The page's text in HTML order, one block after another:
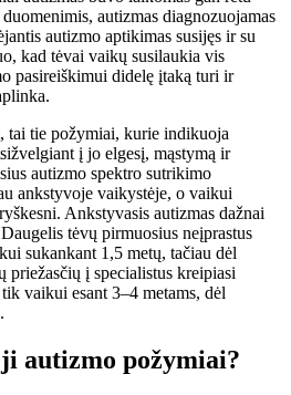
autizmas diagnozuojamas
autizmo aptikimas susijęs ir su
kad tėvai vaikų susilaukia vis
pasireiškimui didelę įtaką turi ir
, tai tie požymiai, kurie indikuoja
į jo elgesį, mąstymą ir
autizmo spektro sutrikimo
ankstyvoje vaikystėje, o vaikui
Ankstyvasis autizmas dažnai
tėvų pirmuosius neįprastus
sukankant 1,5 metų, tačiau dėl
priežasčių į specialistus kreipiasi
vaikui esant 3–4 metams, dėl
autizmo požymiai?